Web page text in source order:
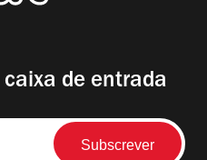
de entrada